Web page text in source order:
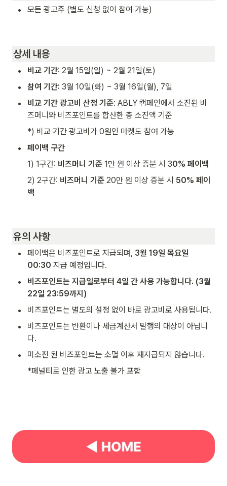
• 모든 광고주 (별도 신청 없이 참여 가능)
상세 내용
• 비교 기간: 2월 15일(일) ~ 2월 21일(토)
• 참여 기간: 3월 10일(화) ~ 3월 16일(월), 7일
• 비교 기간 광고비 산정 기준: ABLY 캠페인에서 소진된 비
즈머니와 비즈포인트를 합산한 총 소진액 기준
*) 비교 기간 광고비가 0원인 마켓도 참여 가능
•
페이백 구간
1) 1구간: 비즈머니 기준 1만 원 이상 증분 시 30% 페이백
2) 2구간: 비즈머니 기준 20만 원 이상 증분 시 50% 페이
백
유의 사항
• 페이백은 비즈포인트로 지급되며, 3월 19일 목요일
00:30 지급 예정입니다.
•
비즈포인트는 지급일로부터 4일 간 사용 가능합니다. (3월
22일 23:59까지)
• 비즈포인트는 별도의 설정 없이 바로 광고비로 사용됩니다.
•
비즈포인트는 반환이나 세금계산서 발행의 대상이 아닙니
다.
•
미소진 된 비즈포인트는 소멸 이후 재지급되지 않습니다.
*페널티로 인한 광고 노출 불가 포함